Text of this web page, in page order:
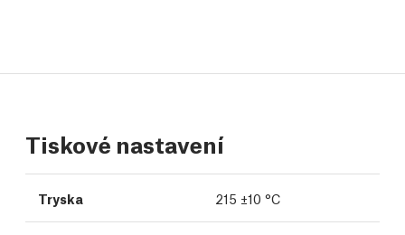
Tiskové nastavení
Tryska 215 ±10 °C